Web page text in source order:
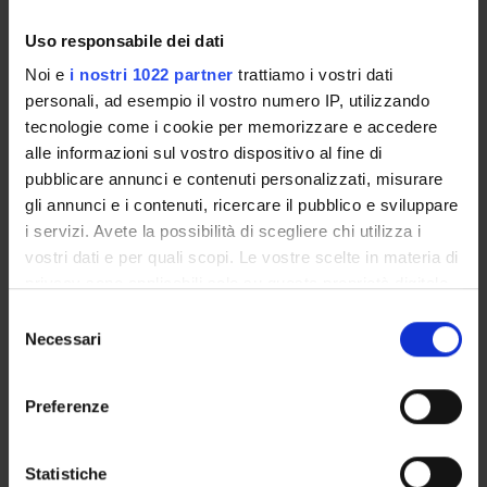
Uso responsabile dei dati
Noi e i nostri 1022 partner trattiamo i vostri dati
personali, ad esempio il vostro numero IP, utilizzando
tecnologie come i cookie per memorizzare e accedere
alle informazioni sul vostro dispositivo al fine di
pubblicare annunci e contenuti personalizzati, misurare
gli annunci e i contenuti, ricercare il pubblico e sviluppare
i servizi. Avete la possibilità di scegliere chi utilizza i
vostri dati e per quali scopi. Le vostre scelte in materia di
modificare o revocare il proprio consenso in qualsiasi
momento dalla Dichiarazione sui cookie o facendo clic
raccogliere informazioni sulla tua posizione
delNecessari
Preferenze
Statistiche
INCARICHI
ORGANIZZAZIONE
GOVERNANCE
UFFICI E STRUTTURE DI SERVIZIO
SERVIZI DI SEGRETERIA STUDENTI
STRUTTURE DEL DIPARTIMENTO